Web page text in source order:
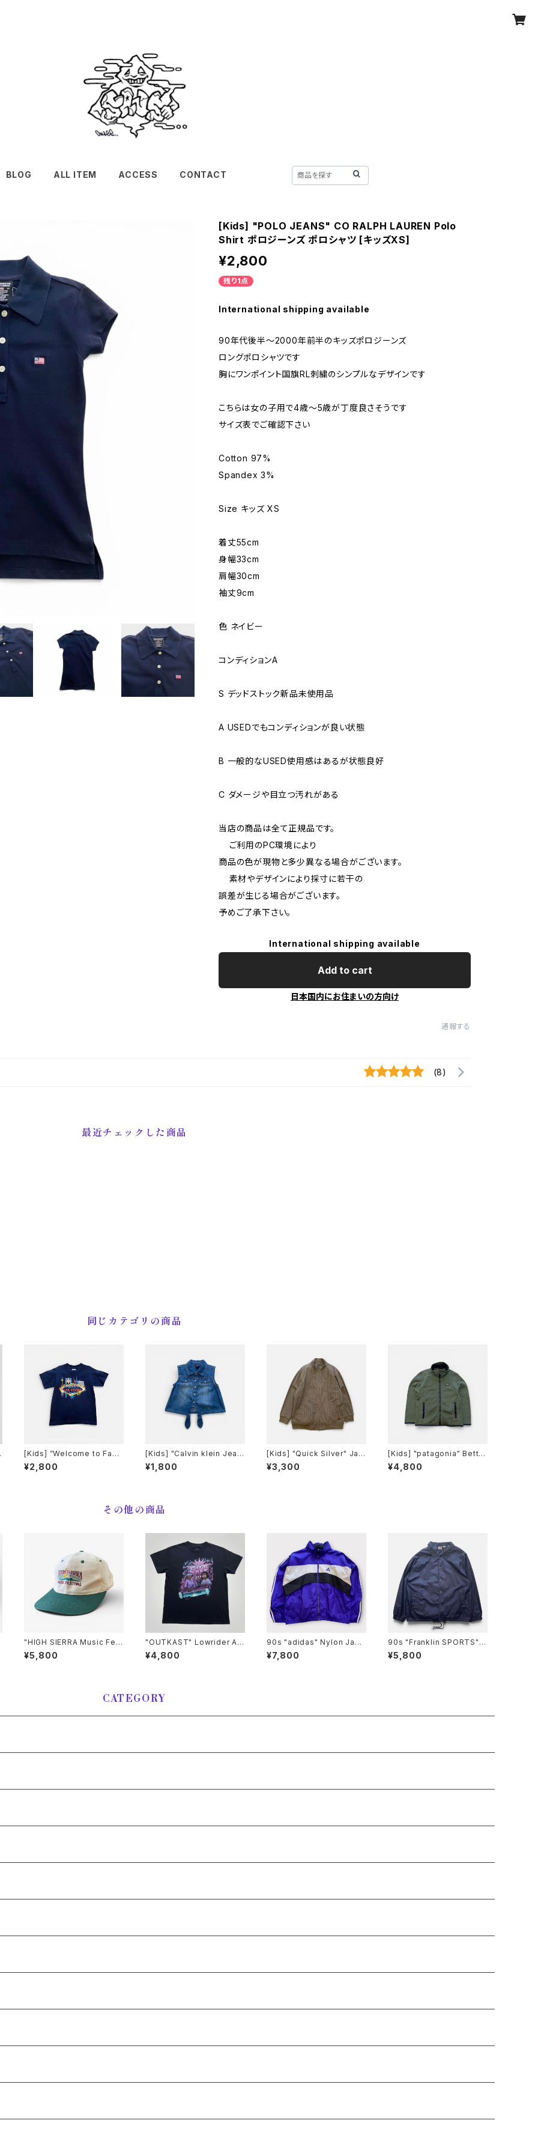
BLOG ALL ITEM ACCESS CONTACT
[Kids] "POLO JEANS" CO RALPH LAUREN Polo
Shirt ポロジーンズ ポロシャツ [キッズXS]
¥2,800
残り1点
International shipping available
90年代後半〜2000年前半のキッズポロジーンズ
ロングポロシャツです
胸にワンポイント国旗RL刺繍のシンプルなデザインです
こちらは女の子用で4歳〜5歳が丁度良さそうです
サイズ表でご確認下さい
Cotton 97%
Spandex 3%
Size キッズ XS
着丈55cm
身幅33cm
肩幅30cm
袖丈9cm
色 ネイビー
コンディションA
S デッドストック新品未使用品
A USEDでもコンディションが良い状態
B 一般的なUSED使用感はあるが状態良好
C ダメージや目立つ汚れがある
当店の商品は全て正規品です。
ご利用のPC環境により
商品の色が現物と多少異なる場合がございます。
素材やデザインにより採寸に若干の
誤差が生じる場合がございます。
予めご了承下さい。
International shipping available
Add to cart
日本国内にお住まいの方向け
通報する
(8)
最近チェックした商品
同じカテゴリの商品
[Kids] ”Welcome to Fabu
lous Las Vegas” Sign T-
Shirt ラスベガスへようこそT
¥2,800
[Kids] "Calvin klein Jean
s" ノースリーブシャツ デニム
ベスト[5M]
¥1,800
[Kids] "Quick Silver" Jac
ket クイックシルバー ジップ
アップ ジャケット [キッズ140]
¥3,300
[Kids] "patagonia" Better
Sweater Jacket パタゴニア
フルジップ ベター セーター ジ
¥4,800
その他の商品
"HIGH SIERRA Music Fest
ival" CAP ハイ シエラ ミュー
ジック フェスティバル帽子
¥5,800
"OUTKAST" Lowrider AT
Liens T-Shirt アウトキャス
ト Tシャツ [XL]
¥4,800
90s "adidas" Nylon Jack
et アディダス ナイロン ジャケ
ット[L]
¥7,800
90s "Franklin SPORTS" C
oach Jacket コーチジャケ
ット[M]
¥5,800
CATEGORY